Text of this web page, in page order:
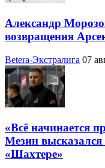
Александр
возвращения
Betera-Экстралига 07
«Всё начинается
Мезин высказался
«Шахтере»